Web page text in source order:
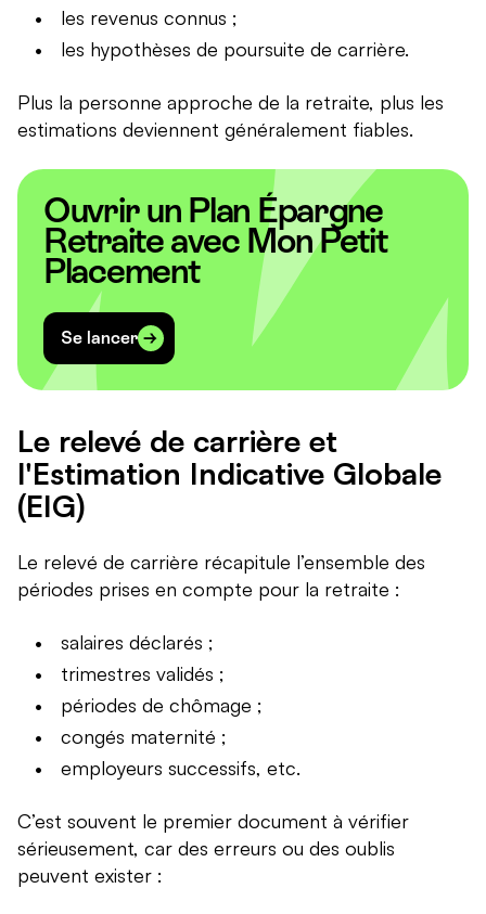
les revenus connus ;
les hypothèses de poursuite de carrière.
Plus la personne approche de la retraite, plus les
estimations deviennent généralement fiables.
Ouvrir un Plan Épargne
Retraite avec Mon Petit
Placement
Se lancer
Le relevé de carrière et
l'Estimation Indicative Globale
(EIG)
Le relevé de carrière récapitule l’ensemble des
périodes prises en compte pour la retraite :
salaires déclarés ;
trimestres validés ;
périodes de chômage ;
congés maternité ;
employeurs successifs, etc.
C’est souvent le premier document à vérifier
sérieusement, car des erreurs ou des oublis
peuvent exister :